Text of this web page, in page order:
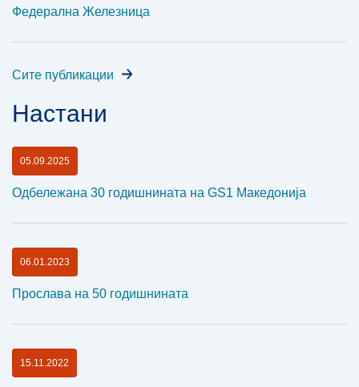
Федерална Железница
Сите публикации
Настани
05.09.2025
Одбележана 30 годишнината на GS1 Македонија
06.01.2023
Прослава на 50 годишнината
15.11.2022